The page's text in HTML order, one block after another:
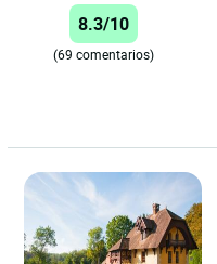
8.3/10
(69 comentarios)